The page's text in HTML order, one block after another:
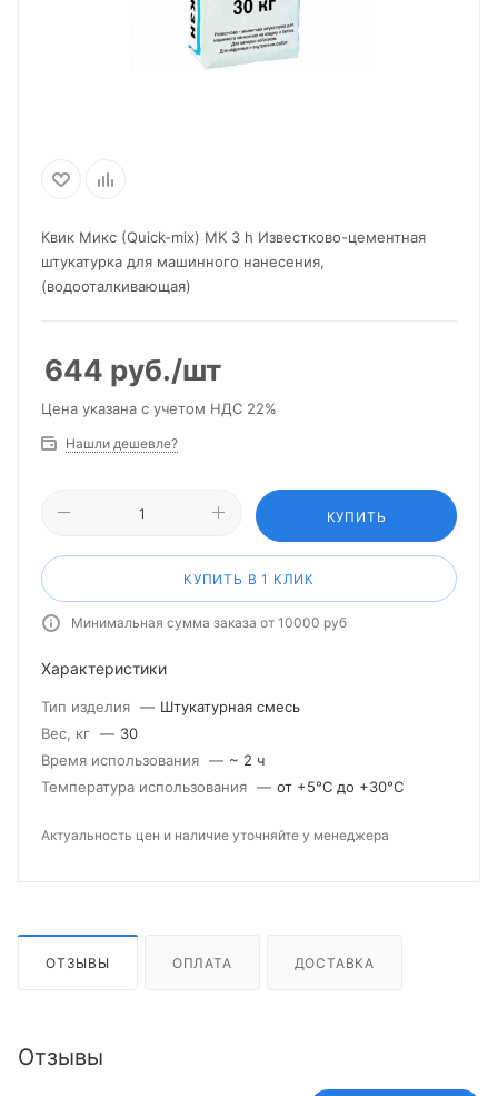
Квик Микс (Quick-mix) MK 3 h Известково-цементная
штукатурка для машинного нанесения,
(водооталкивающая)
644 руб./шт
Цена указана с учетом НДС 22%
Нашли дешевле?
КУПИТЬ
КУПИТЬ В 1 КЛИК
Минимальная сумма заказа от 10000 руб
Характеристики
Тип изделия — Штукатурная смесь
Вес, кг — 30
Время использования — ~ 2 ч
Температура использования — от +5°С до +30°С
Актуальность цен и наличие уточняйте у менеджера
ОТЗЫВЫ ОПЛАТА ДОСТАВКА
Отзывы